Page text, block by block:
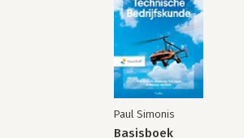
Paul Simonis
Basisboek